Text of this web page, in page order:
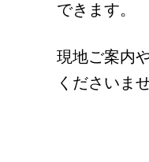
できます。
現地ご案内
くださいませ